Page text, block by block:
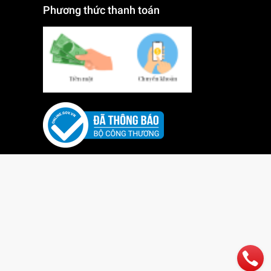
Phương thức thanh toán